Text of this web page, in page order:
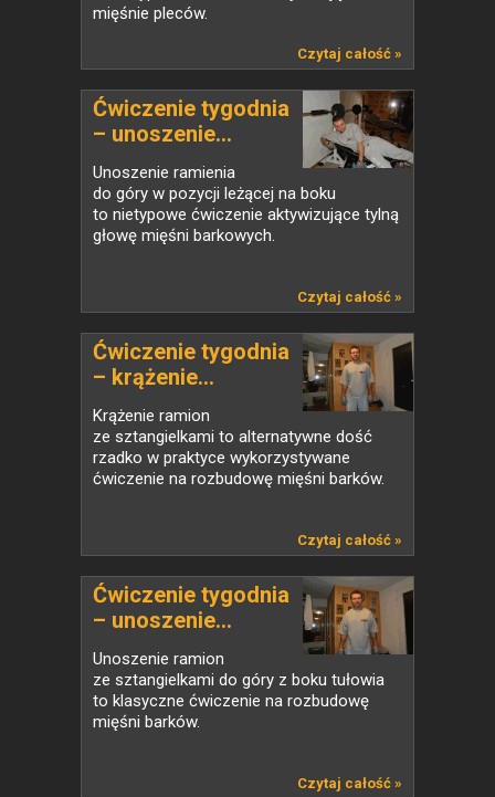
mięśnie pleców.
Czytaj całość »
Ćwiczenie tygodnia
– unoszenie...
Unoszenie ramienia
do góry w pozycji leżącej na boku
to nietypowe ćwiczenie aktywizujące tylną
głowę mięśni barkowych.
Czytaj całość »
Ćwiczenie tygodnia
– krążenie...
Krążenie ramion
ze sztangielkami to alternatywne dość
rzadko w praktyce wykorzystywane
ćwiczenie na rozbudowę mięśni barków.
Czytaj całość »
Ćwiczenie tygodnia
– unoszenie...
Unoszenie ramion
ze sztangielkami do góry z boku tułowia
to klasyczne ćwiczenie na rozbudowę
mięśni barków.
Czytaj całość »